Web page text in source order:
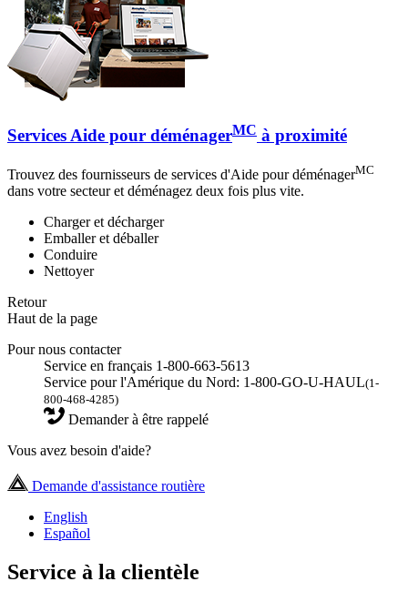
Services Aide pour déménagerMC à proximité
Trouvez des fournisseurs de services d'Aide pour déménagerMC
dans votre secteur et déménagez deux fois plus vite.
Charger et décharger
Emballer et déballer
Conduire
Nettoyer
Retour
Haut de la page
Pour nous contacter
Service en français 1-800-663-5613
Service pour l'Amérique du Nord: 1-800-GO-U-HAUL(1-
800-468-4285)
Demander à être rappelé
Vous avez besoin d'aide?
Demande d'assistance routière
English
Español
Service à la clientèle